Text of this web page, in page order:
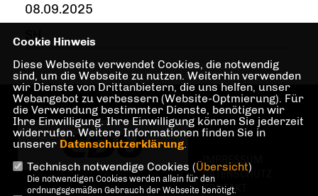
08.09.2025
SH
IMPRESSUM
DATENSCHUTZ
KONTAKT
Cookie Hinweis
Diese Webseite verwendet Cookies, die notwendig
sind, um die Webseite zu nutzen. Weiterhin verwenden
wir Dienste von Drittanbietern, die uns helfen, unser
Webangebot zu verbessern (Website-Optmierung). Für
die Verwendung bestimmter Dienste, benötigen wir
Ihre Einwilligung. Ihre Einwilligung können Sie jederzeit
widerrufen. Weitere Informationen finden Sie in
unserer Datenschutzerklärung.
Technisch notwendige Cookies (Übersicht)
Die notwendigen Cookies werden allein für den
ordnungsgemäßen Gebrauch der Webseite benötigt.